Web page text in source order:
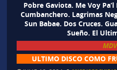
Pobre Gaviota. Me Voy
Cumbanchero. Lagrimas
Sun Babae. Dos Cruces.
Sueño. El
MDV
ULTIMO DISCO COMO